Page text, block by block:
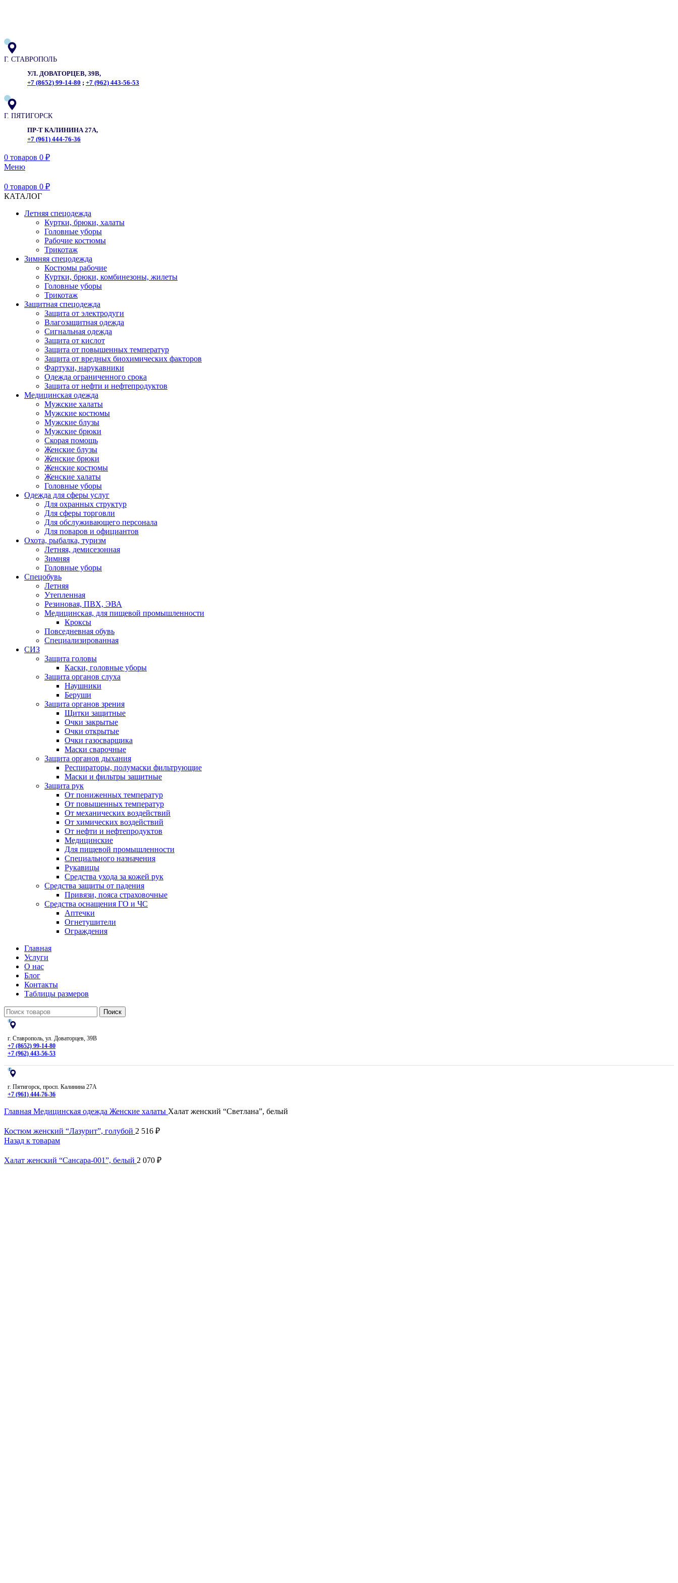
Г. СТАВРОПОЛЬ
УЛ. ДОВАТОРЦЕВ, 39В,
+7 (8652) 99-14-80 ; +7 (962) 443-56-53
Г. ПЯТИГОРСК
ПР-Т КАЛИНИНА 27А,
+7 (961) 444-76-36
0 товаров 0 ₽
Меню
0 товаров 0 ₽
КАТАЛОГ
Летняя спецодежда
Куртки, брюки, халаты
Головные уборы
Рабочие костюмы
Трикотаж
Зимняя спецодежда
Костюмы рабочие
Куртки, брюки, комбинезоны, жилеты
Головные уборы
Трикотаж
Защитная спецодежда
Защита от электродуги
Влагозащитная одежда
Сигнальная одежда
Защита от кислот
Защита от повышенных температур
Защита от вредных биохимических факторов
Фартуки, нарукавники
Одежда ограниченного срока
Защита от нефти и нефтепродуктов
Медицинская одежда
Мужские халаты
Мужские костюмы
Мужские блузы
Мужские брюки
Скорая помощь
Женские блузы
Женские брюки
Женские костюмы
Женские халаты
Головные уборы
Одежда для сферы услуг
Для охранных структур
Для сферы торговли
Для обслуживающего персонала
Для поваров и официантов
Охота, рыбалка, туризм
Летняя, демисезонная
Зимняя
Головные уборы
Спецобувь
Летняя
Утепленная
Резиновая, ПВХ, ЭВА
Медицинская, для пищевой промышленности
Кроксы
Повседневная обувь
Специализированная
СИЗ
Защита головы
Каски, головные уборы
Защита органов слуха
Наушники
Беруши
Защита органов зрения
Щитки защитные
Очки закрытые
Очки открытые
Очки газосварщика
Маски сварочные
Защита органов дыхания
Респираторы, полумаски фильтрующие
Маски и фильтры защитные
Защита рук
От пониженных температур
От повышенных температур
От механических воздействий
От химических воздействий
От нефти и нефтепродуктов
Медицинские
Для пищевой промышленности
Специального назначения
Рукавицы
Средства ухода за кожей рук
Средства защиты от падения
Привязи, пояса страховочные
Средства оснащения ГО и ЧС
Аптечки
Огнетушители
Ограждения
Главная
Услуги
О нас
Блог
Контакты
Таблицы размеров
Поиск
г. Ставрополь, ул. Доваторцев, 39В
+7 (8652) 99-14-80
+7 (962) 443-56-53
г. Пятигорск, просп. Калинина 27А
+7 (961) 444-76-36
Главная Медицинская одежда Женские халаты Халат женский “Светлана”, белый
Костюм женский “Лазурит”, голубой 2 516 ₽
Назад к товарам
Халат женский “Сансара-001”, белый 2 070 ₽